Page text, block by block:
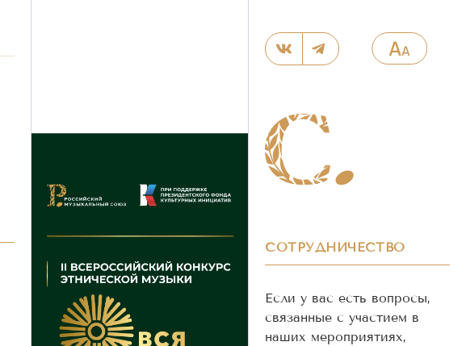
СОТРУДНИЧЕСТВО
Если у вас есть вопросы,
связанные с участием в
наших мероприятиях,